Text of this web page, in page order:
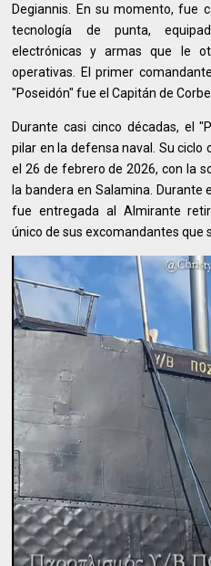
Degiannis. En su momento, fue
tecnología de punta,
electrónicas y armas que le
operativas. El primer
"Poseidón" fue el Capitán de
Durante casi cinco décadas, el
pilar en la defensa naval. Su
el 26 de febrero de 2026, con la
la bandera en Salamina.
fue entregada al Almirante
único de sus excomandantes que